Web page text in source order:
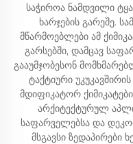
საჭიროა ნამდვილი
ხარჯების გარეშე.
მწარმოებლები ამ
გარსებში, დამცავ
გააუმჯობესონ
ტაქტიური
მდიფიკატორ
არქიტექტურულ
საფარველებსა და
მსგავსი ზედაპირები